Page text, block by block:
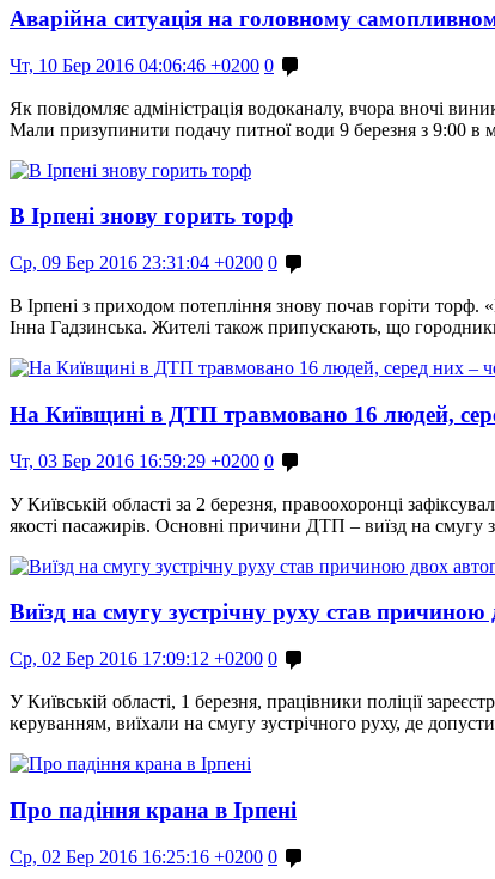
Аварійна ситуація на головному
Чт, 10 Бер 2016 04:06:46 +0200 0
Як повідомляє адміністрація водоканалу, вчора вночі
Мали призупинити подачу питної води 9 березня з 9:00 в
В Ірпені знову горить торф
Ср, 09 Бер 2016 23:31:04 +0200 0
В Ірпені з приходом потепління знову почав горіти торф.
Інна Гадзинська. Жителі також припускають, що
На Київщині в ДТП травмовано 16 людей,
Чт, 03 Бер 2016 16:59:29 +0200 0
У Київській області за 2 березня, правоохоронці
якості пасажирів. Основні причини ДТП – виїзд на
Виїзд на смугу зустрічну руху став причиною
Ср, 02 Бер 2016 17:09:12 +0200 0
У Київській області, 1 березня, працівники поліції
керуванням, виїхали на смугу зустрічного руху, де
Про падіння крана в Ірпені
Ср, 02 Бер 2016 16:25:16 +0200 0